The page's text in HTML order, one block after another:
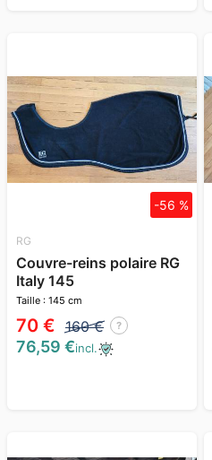
RG
Couvre-reins polaire RG
Italy 145
Taille : 145 cm
70 € 160 € ?
-56 %
76,59 €incl.